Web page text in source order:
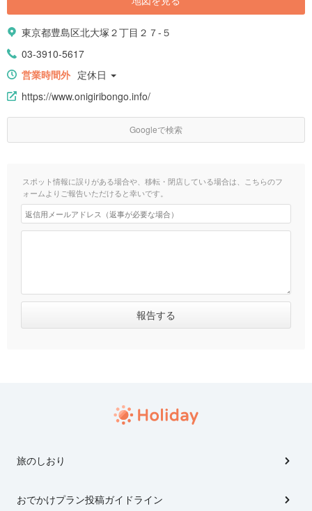
東京都豊島区北大塚２丁目２７-５
03-3910-5617
営業時間外 定休日
https://www.onigiribongo.info/
Googleで検索
スポット情報に誤りがある場合や、移転・閉店している場合は、こちらのフ
ォームよりご報告いただけると幸いです。
旅のしおり
おでかけプラン投稿ガイドライン